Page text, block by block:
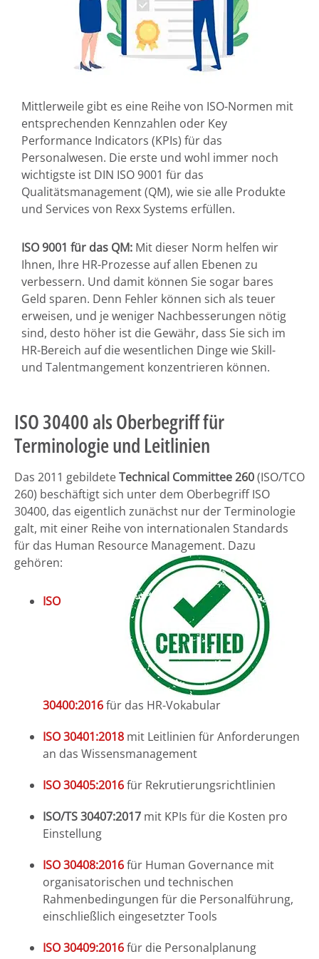
Mittlerweile gibt es eine Reihe von ISO-Normen mit
entsprechenden Kennzahlen oder Key
Performance Indicators (KPIs) für das
Personalwesen. Die erste und wohl immer noch
wichtigste ist DIN ISO 9001 für das
Qualitätsmanagement (QM), wie sie alle Produkte
und Services von Rexx Systems erfüllen.
ISO 9001 für das QM: Mit dieser Norm helfen wir
Ihnen, Ihre HR-Prozesse auf allen Ebenen zu
verbessern. Und damit können Sie sogar bares
Geld sparen. Denn Fehler können sich als teuer
erweisen, und je weniger Nachbesserungen nötig
sind, desto höher ist die Gewähr, dass Sie sich im
HR-Bereich auf die wesentlichen Dinge wie Skill-
und Talentmangement konzentrieren können.
ISO 30400 als Oberbegriff für
Terminologie und Leitlinien
Das 2011 gebildeteTechnical Committee 260(ISO/TCO
260) beschäftigt sich unter dem Oberbegriff ISO
30400, das eigentlich zunächst nur der Terminologie
galt, mit einer Reihe von internationalen Standards
für das Human Resource Management. Dazu
gehören:
ISO
30400:2016für das HR-Vokabular
ISO 30401:2018 mit Leitlinien für Anforderungen
an das Wissensmanagement
ISO 30405:2016für Rekrutierungsrichtlinien
ISO/TS 30407:2017 mit KPIs für die Kosten pro
Einstellung
ISO 30408:2016für Human Governance mit
organisatorischen und technischen
Rahmenbedingungen für die Personalführung,
einschließlich eingesetzter Tools
ISO 30409:2016für die Personalplanung